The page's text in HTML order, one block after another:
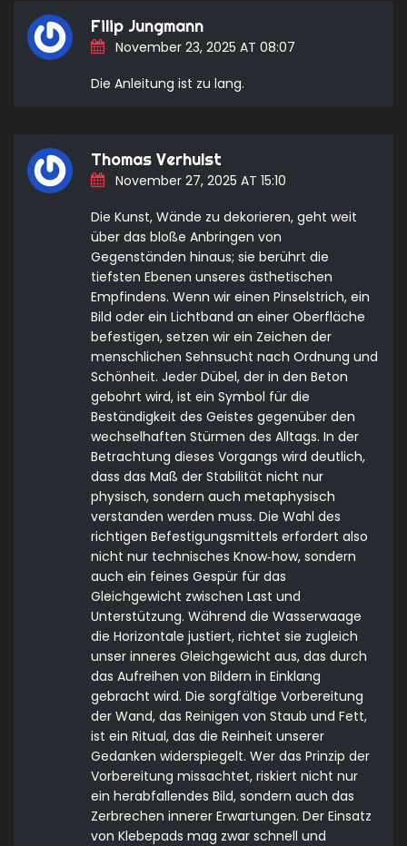
Filip Jungmann
November 23, 2025 AT 08:07
Die Anleitung ist zu lang.
Thomas Verhulst
November 27, 2025 AT 15:10
Die Kunst, Wände zu dekorieren, geht weit
über das bloße Anbringen von
Gegenständen hinaus; sie berührt die
tiefsten Ebenen unseres ästhetischen
Empfindens. Wenn wir einen Pinselstrich, ein
Bild oder ein Lichtband an einer Oberfläche
befestigen, setzen wir ein Zeichen der
menschlichen Sehnsucht nach Ordnung und
Schönheit. Jeder Dübel, der in den Beton
gebohrt wird, ist ein Symbol für die
Beständigkeit des Geistes gegenüber den
wechselhaften Stürmen des Alltags. In der
Betrachtung dieses Vorgangs wird deutlich,
dass das Maß der Stabilität nicht nur
physisch, sondern auch metaphysisch
verstanden werden muss. Die Wahl des
richtigen Befestigungsmittels erfordert also
nicht nur technisches Know‑how, sondern
auch ein feines Gespür für das
Gleichgewicht zwischen Last und
Unterstützung. Während die Wasserwaage
die Horizontale justiert, richtet sie zugleich
unser inneres Gleichgewicht aus, das durch
das Aufreihen von Bildern in Einklang
gebracht wird. Die sorgfältige Vorbereitung
der Wand, das Reinigen von Staub und Fett,
ist ein Ritual, das die Reinheit unserer
Gedanken widerspiegelt. Wer das Prinzip der
Vorbereitung missachtet, riskiert nicht nur
ein herabfallendes Bild, sondern auch das
Zerbrechen innerer Erwartungen. Der Einsatz
von Klebepads mag zwar schnell und